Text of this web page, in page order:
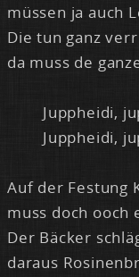
müs­sen ja auch
Die tun ganz
da muss de
Jupp­hei­di,
Jupp­hei­di,
Auf der Fes­tung
muss doch ooch
Der Bä­cker
dar­aus